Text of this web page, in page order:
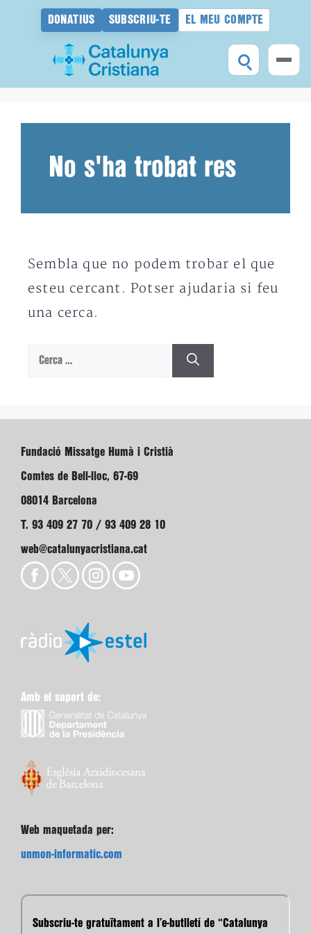
DONATIUS SUBSCRIU-TE EL MEU COMPTE
No s'ha trobat res
Sembla que no podem trobar el que
esteu cercant. Potser ajudaria si feu
una cerca.
Cerca:
Fundació Missatge Humà i Cristià
Comtes de Bell-lloc, 67-69
08014 Barcelona
T. 93 409 27 70 / 93 409 28 10
web@catalunyacristiana.cat
Amb el suport de:
Web maquetada per:
unmon-informatic.com
Subscriu-te gratuïtament a l’e-butlletí de “Catalunya